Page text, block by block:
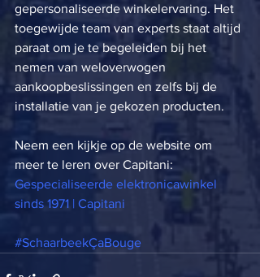
gepersonaliseerde winkelervaring. Het
toegewijde team van experts staat altijd
paraat om je te begeleiden bij het
nemen van weloverwogen
aankoopbeslissingen en zelfs bij de
installatie van je gekozen producten.
Neem een kijkje op de website om
meer te leren over Capitani:
Gespecialiseerde elektronicawinkel
sinds 1971 | Capitani
#SchaarbeekÇaBouge